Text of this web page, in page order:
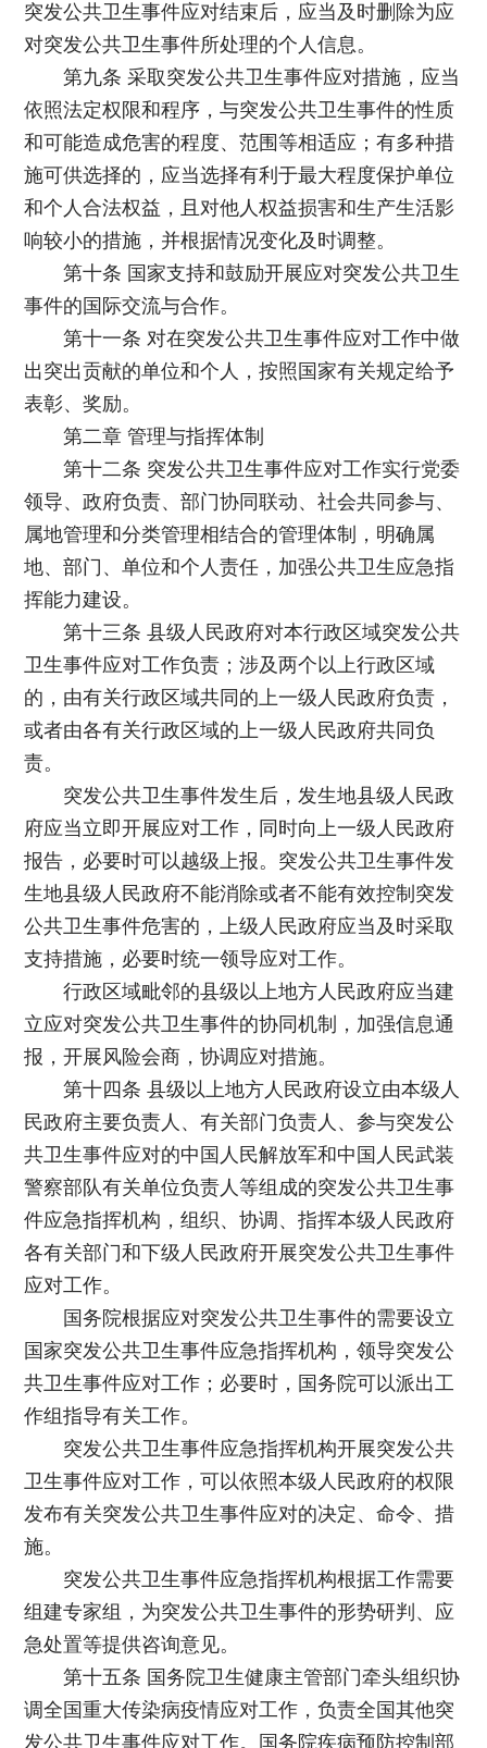
突发公共卫生事件应对结束后，应当及时删除为应
对突发公共卫生事件所处理的个人信息。
第九条 采取突发公共卫生事件应对措施，应当
依照法定权限和程序，与突发公共卫生事件的性质
和可能造成危害的程度、范围等相适应；有多种措
施可供选择的，应当选择有利于最大程度保护单位
和个人合法权益，且对他人权益损害和生产生活影
响较小的措施，并根据情况变化及时调整。
第十条 国家支持和鼓励开展应对突发公共卫生
事件的国际交流与合作。
第十一条 对在突发公共卫生事件应对工作中做
出突出贡献的单位和个人，按照国家有关规定给予
表彰、奖励。
第二章 管理与指挥体制
第十二条 突发公共卫生事件应对工作实行党委
领导、政府负责、部门协同联动、社会共同参与、
属地管理和分类管理相结合的管理体制，明确属
地、部门、单位和个人责任，加强公共卫生应急指
挥能力建设。
第十三条 县级人民政府对本行政区域突发公共
卫生事件应对工作负责；涉及两个以上行政区域
的，由有关行政区域共同的上一级人民政府负责，
或者由各有关行政区域的上一级人民政府共同负
责。
突发公共卫生事件发生后，发生地县级人民政
府应当立即开展应对工作，同时向上一级人民政府
报告，必要时可以越级上报。突发公共卫生事件发
生地县级人民政府不能消除或者不能有效控制突发
公共卫生事件危害的，上级人民政府应当及时采取
支持措施，必要时统一领导应对工作。
行政区域毗邻的县级以上地方人民政府应当建
立应对突发公共卫生事件的协同机制，加强信息通
报，开展风险会商，协调应对措施。
第十四条 县级以上地方人民政府设立由本级人
民政府主要负责人、有关部门负责人、参与突发公
共卫生事件应对的中国人民解放军和中国人民武装
警察部队有关单位负责人等组成的突发公共卫生事
件应急指挥机构，组织、协调、指挥本级人民政府
各有关部门和下级人民政府开展突发公共卫生事件
应对工作。
国务院根据应对突发公共卫生事件的需要设立
国家突发公共卫生事件应急指挥机构，领导突发公
共卫生事件应对工作；必要时，国务院可以派出工
作组指导有关工作。
突发公共卫生事件应急指挥机构开展突发公共
卫生事件应对工作，可以依照本级人民政府的权限
发布有关突发公共卫生事件应对的决定、命令、措
施。
突发公共卫生事件应急指挥机构根据工作需要
组建专家组，为突发公共卫生事件的形势研判、应
急处置等提供咨询意见。
第十五条 国务院卫生健康主管部门牵头组织协
调全国重大传染病疫情应对工作，负责全国其他突
发公共卫生事件应对工作。国务院疾病预防控制部